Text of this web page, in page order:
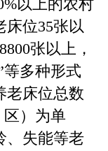
以上的农村
床位35张以
张以上，
等多种形式
老床位总数
区）为单
、失能等老